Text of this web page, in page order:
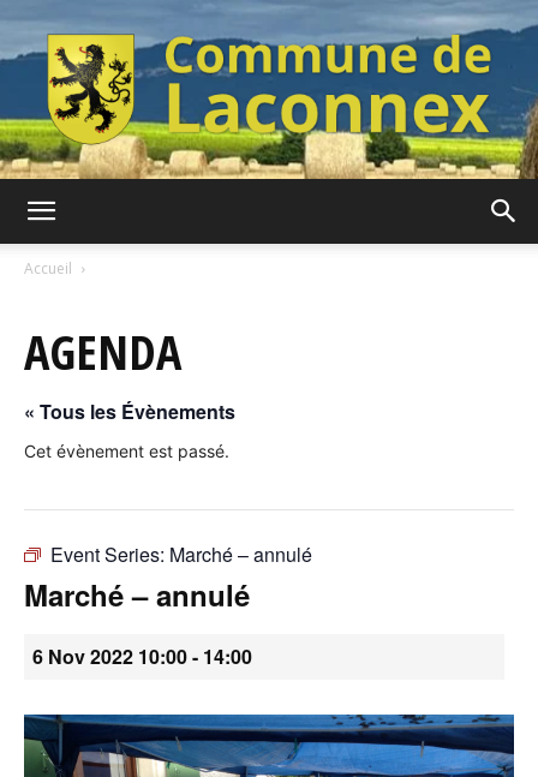
Laconnex
Canton
Accueil
AGENDA
« Tous les Évènements
Cet évènement est passé.
Event Series: Marché – annulé
Marché – annulé
6 Nov 2022 10:00- 14:00